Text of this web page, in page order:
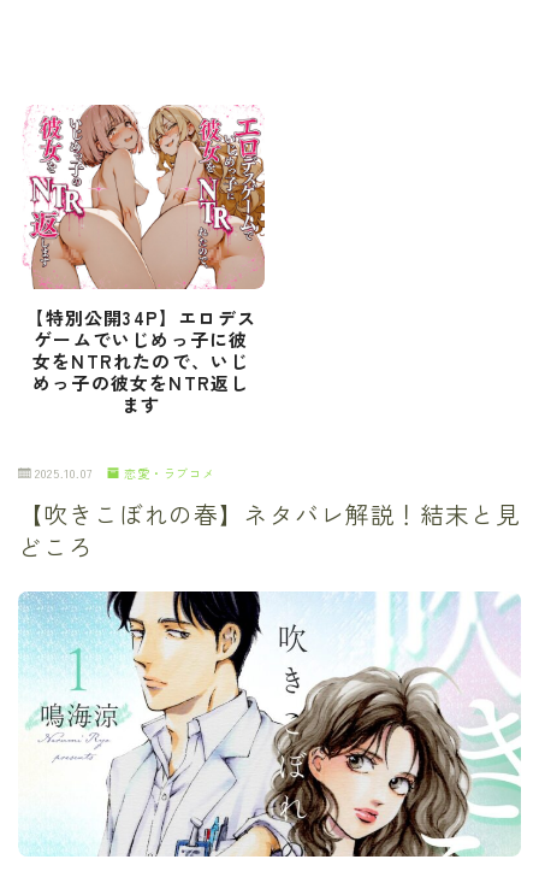
【特別公開34P】エロデス
ゲームでいじめっ子に彼
女をNTRれたので、いじ
めっ子の彼女をNTR返し
ます
2025.10.07 恋愛・ラブコメ
【吹きこぼれの春】ネタバレ解説！結末と見
どころ